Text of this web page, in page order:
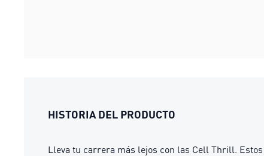
HISTORIA DEL PRODUCTO
Lleva tu carrera más lejos con las Cell Thrill.